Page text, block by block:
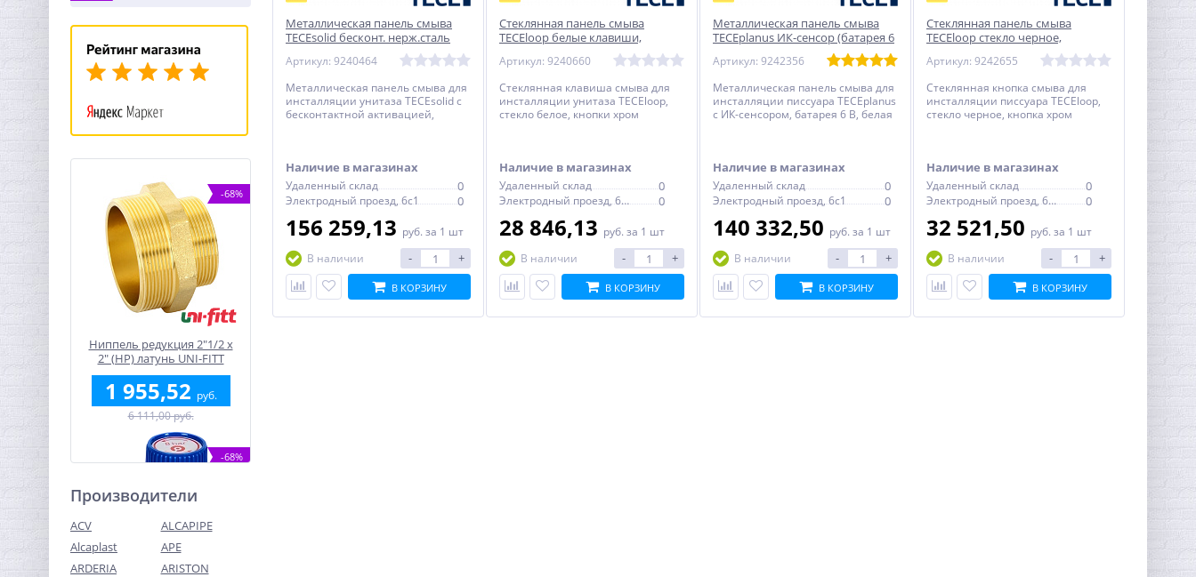
-68%
Ниппель редукция 2"1/2 x
2" (НР) латунь UNI-FITT
1 955,52 руб.
6 111,00 руб.
-68%
Производители
ACV
ALCAPIPE
Alcaplast
APE
ARDERIA
ARISTON
Металлическая панель смыва
TECEsolid бесконт. нерж.сталь
для инсталляции унитаза 220 x
150 x 6 мм
Артикул: 9240464
Металлическая панель смыва для
инсталляции унитаза TECEsolid с
бесконтактной активацией,
мм
Наличие в магазинах
Удаленный склад 0
Электродный проезд, 6с1 0
156 259,13 руб. за 1 шт
В наличии
- +
В КОРЗИНУ
Стеклянная панель смыва
TECEloop белые клавиши,
глянцевый хром панель, 216 x
145 x 6 мм
Артикул: 9240660
Стеклянная клавиша смыва для
инсталляции унитаза TECEloop,
стекло белое, кнопки хром
Наличие в магазинах
Удаленный склад 0
Электродный проезд, 6с1 0
28 846,13 руб. за 1 шт
В наличии
- +
В КОРЗИНУ
Металлическая панель смыва
TECEplanus ИК-сенсор (батарея 6
V) белая глянцевая, 120 x 100 x 12
мм
Артикул: 9242356
Металлическая панель смыва для
инсталляции писсуара TECEplanus
с ИК-сенсором, батарея 6 В, белая
Наличие в магазинах
Удаленный склад 0
Электродный проезд, 6с1 0
140 332,50 руб. за 1 шт
В наличии
- +
В КОРЗИНУ
Стеклянная панель смыва
TECEloop стекло черное,
клавиша хром матовый, 124 x
104 x 11 мм
Артикул: 9242655
Стеклянная кнопка смыва для
инсталляции писсуара TECEloop,
стекло черное, кнопка хром
Наличие в магазинах
Удаленный склад 0
Электродный проезд, 6с1 0
32 521,50 руб. за 1 шт
В наличии
- +
В КОРЗИНУ